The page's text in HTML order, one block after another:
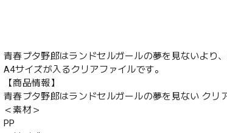
青春ブタ野郎はランドセルガールの夢を見ないより
A4サイズが入るクリアファイルです。
【商品情報】
青春ブタ野郎はランドセルガールの夢を見ない クリ
＜素材＞
PP